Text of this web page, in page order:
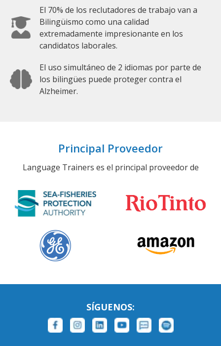
El 70% de los reclutadores de trabajo van a
Bilingüismo como una calidad
extremadamente impresionante en los
candidatos laborales.
El uso simultáneo de 2 idiomas por parte de
los bilingües puede proteger contra el
Alzheimer.
Principal Proveedor
Language Trainers es el principal proveedor de
SÍGUENOS: